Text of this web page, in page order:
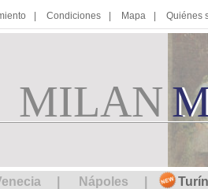
Condiciones Mapa Quiénes
MILAN
Nápoles Turín